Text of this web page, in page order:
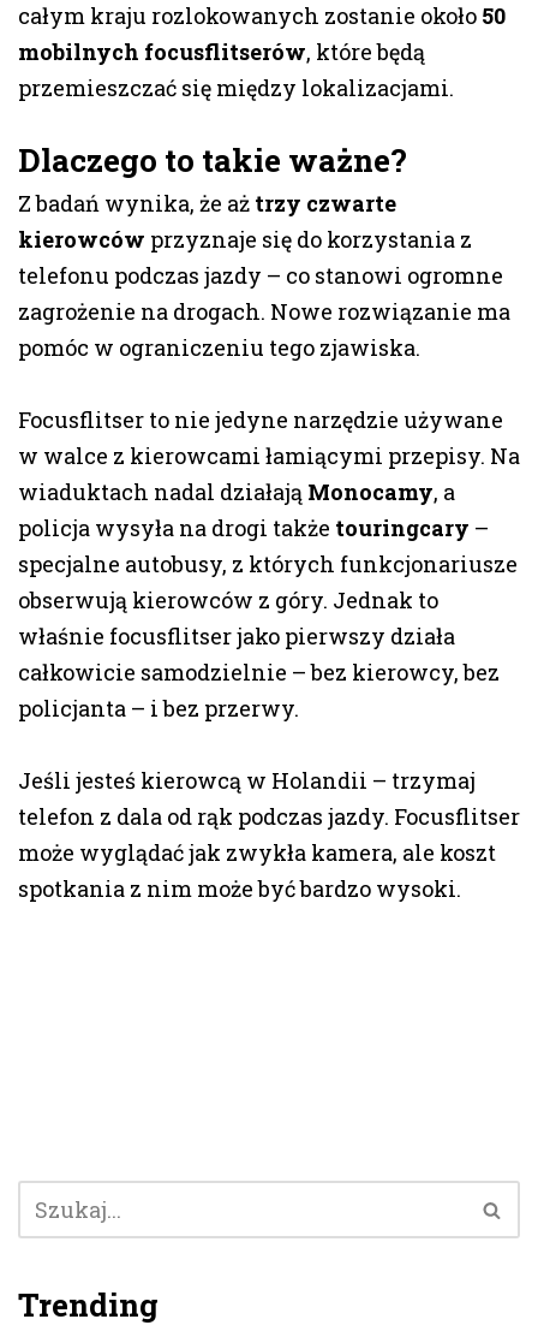
całym kraju rozlokowanych zostanie około 50
mobilnych focusflitserów, które będą
przemieszczać się między lokalizacjami.
Dlaczego to takie ważne?
Z badań wynika, że aż trzy czwarte
kierowców przyznaje się do korzystania z
telefonu podczas jazdy – co stanowi ogromne
zagrożenie na drogach. Nowe rozwiązanie ma
pomóc w ograniczeniu tego zjawiska.
Focusflitser to nie jedyne narzędzie używane
w walce z kierowcami łamiącymi przepisy. Na
wiaduktach nadal działają Monocamy, a
policja wysyła na drogi także touringcary –
specjalne autobusy, z których funkcjonariusze
obserwują kierowców z góry. Jednak to
właśnie focusflitser jako pierwszy działa
całkowicie samodzielnie – bez kierowcy, bez
policjanta – i bez przerwy.
Jeśli jesteś kierowcą w Holandii – trzymaj
telefon z dala od rąk podczas jazdy. Focusflitser
może wyglądać jak zwykła kamera, ale koszt
spotkania z nim może być bardzo wysoki.
Trending